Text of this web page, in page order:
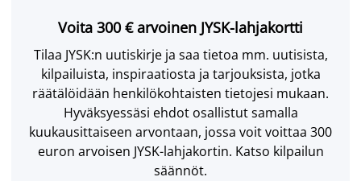
Voita 300 € arvoinen JYSK-lahjakortti
Tilaa JYSK:n uutiskirje ja saa tietoa mm. uutisista,
kilpailuista, inspiraatiosta ja tarjouksista, jotka
räätälöidään henkilökohtaisten tietojesi mukaan.
Hyväksyessäsi ehdot osallistut samalla
kuukausittaiseen arvontaan, jossa voit voittaa 300
euron arvoisen JYSK-lahjakortin. Katso kilpailun
säännöt.